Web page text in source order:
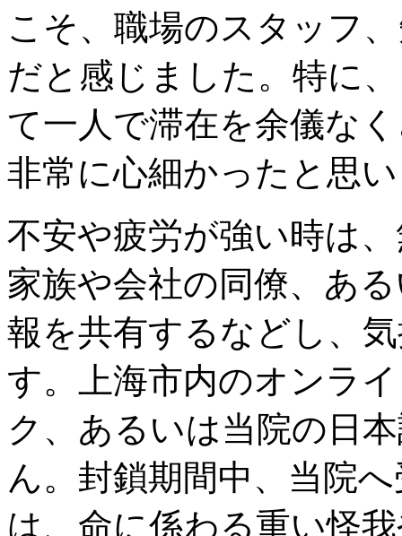
こそ、職場のスタッフ
だと感じました。特に
て一人で滞在を余儀な
非常に心細かったと思
不安や疲労が強い時は
家族や会社の同僚、あ
報を共有するなどし、
す。上海市内のオンラ
ク、あるいは当院の日
ん。封鎖期間中、当院
は、命に係わる重い怪